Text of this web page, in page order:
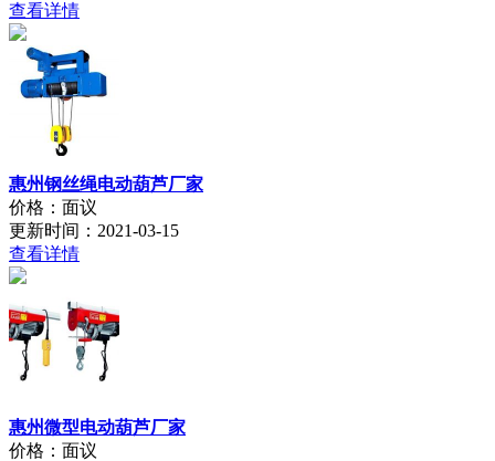
查看详情
惠州钢丝绳电动葫芦厂家
价格：面议
更新时间：2021-03-15
查看详情
惠州微型电动葫芦厂家
价格：面议